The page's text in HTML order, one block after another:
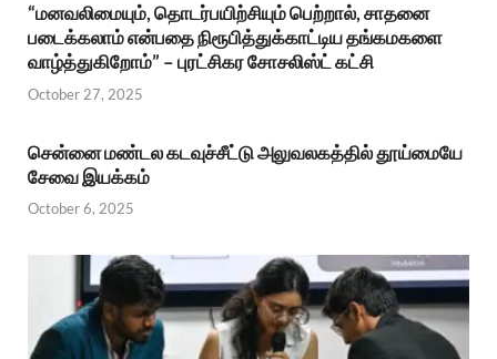
“மனவலிமையும், தொடர்பயிற்சியும் பெற்றால், சாதனை
படைக்கலாம் என்பதை நிரூபித்துக்காட்டிய தங்கமகளை
வாழ்த்துகிறோம்” – புரட்சிகர சோசலிஸ்ட் கட்சி
October 27, 2025
சென்னை மண்டல கடவுச்சீட்டு அலுவலகத்தில் தூய்மையே
சேவை இயக்கம்
October 6, 2025